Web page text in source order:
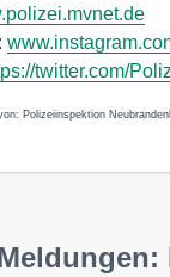
twitter.com/
Polizeiinspektion